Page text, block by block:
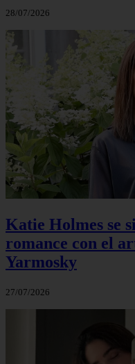
28/07/2026
Katie Holmes se
romance con el
Yarmosky
27/07/2026